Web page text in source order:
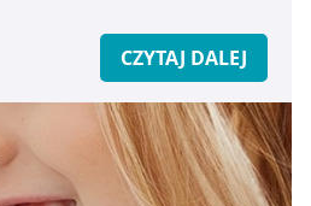
CZYTAJ DALEJ